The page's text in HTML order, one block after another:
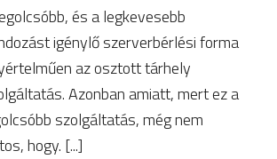
és a legkevesebb
igénylő szerverbérlési forma
az osztott tárhely
Azonban amiatt, mert ez a
szolgáltatás, még nem
hogy. [...]